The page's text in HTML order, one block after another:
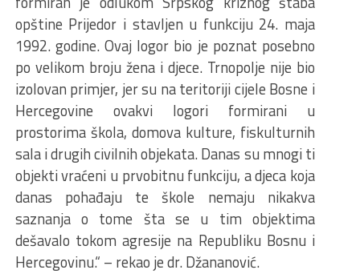
opštine Prijedor i stavljen u funkciju 24. maja
1992. godine. Ovaj logor bio je poznat posebno
po velikom broju žena i djece. Trnopolje nije bio
izolovan primjer, jer su na teritoriji cijele Bosne i
Hercegovine ovakvi logori formirani u
prostorima škola, domova kulture, fiskulturnih
sala i drugih civilnih objekata. Danas su mnogi ti
objekti vraćeni u prvobitnu funkciju, a djeca koja
danas pohađaju te škole nemaju nikakva
saznanja o tome šta se u tim objektima
dešavalo tokom agresije na Republiku Bosnu i
Hercegovinu.“ – rekao je dr. Džananović.